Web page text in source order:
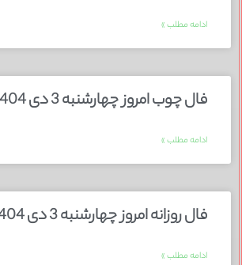
ادامه مطلب »
فال چوب امروز چهارشنبه 3 دی 1404
ادامه مطلب »
فال روزانه امروز چهارشنبه 3 دی 1404
ادامه مطلب »